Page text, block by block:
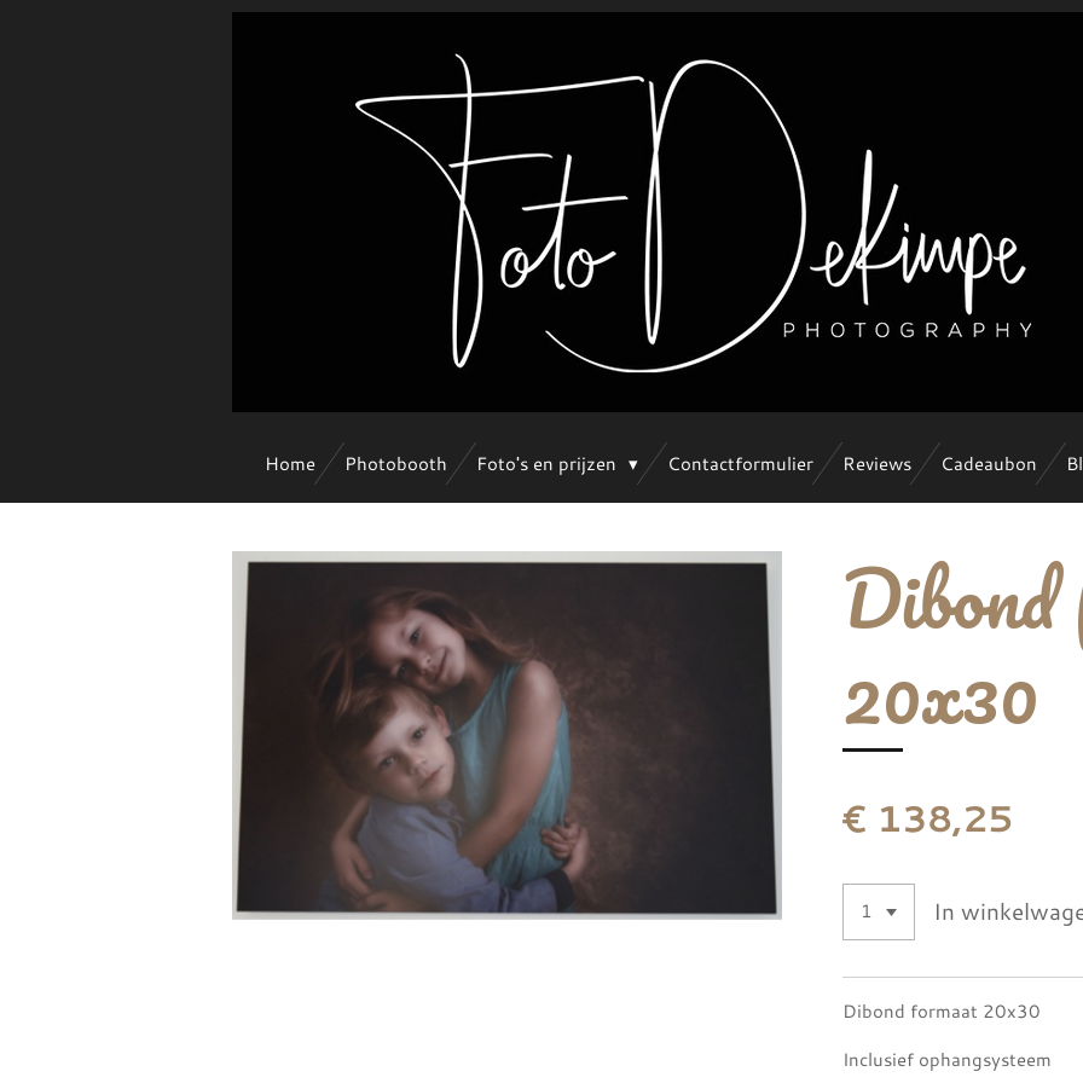
Home Photobooth Foto's en prijzen Contactformulier Reviews Cadeaubon
20x30
€ 138,25
In
Dibond formaat 20x30
Inclusief ophangsysteem